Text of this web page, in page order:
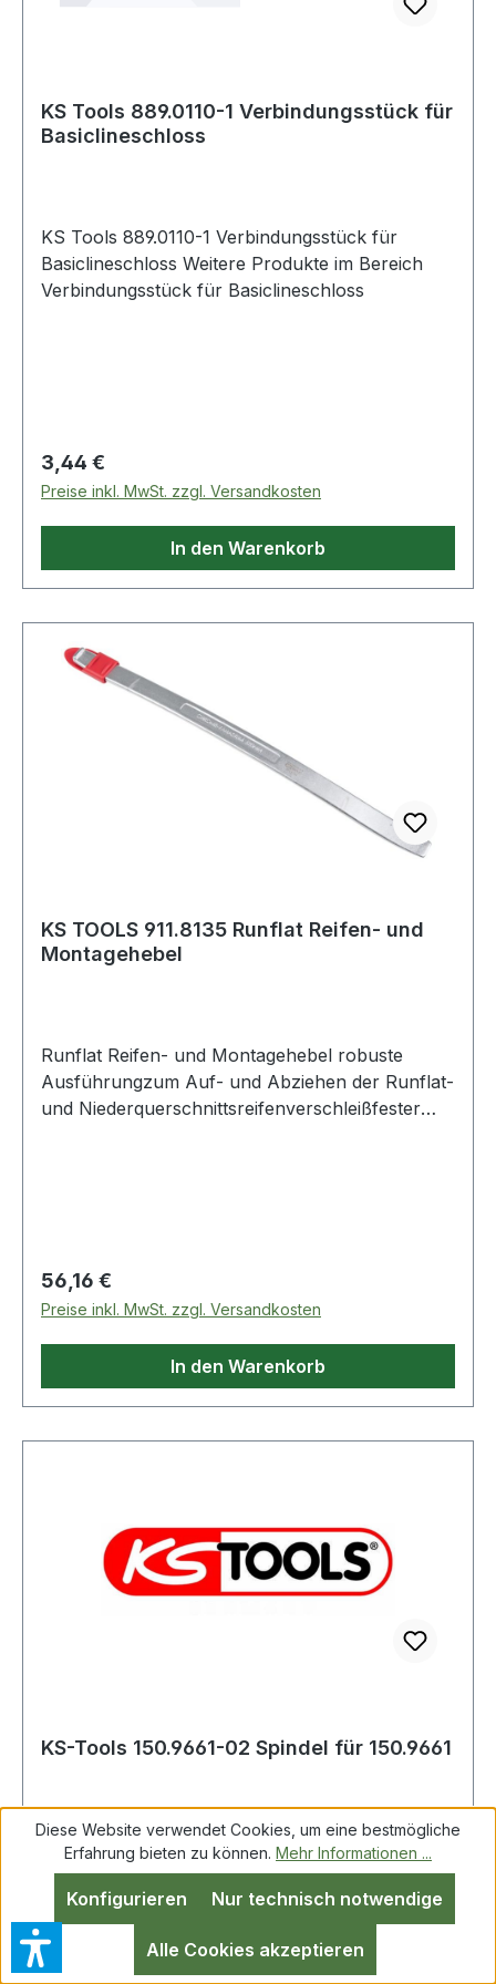
KS Tools 889.0110-1 Verbindungsstück für
Basiclineschloss
KS Tools 889.0110-1 Verbindungsstück für
Basiclineschloss Weitere Produkte im Bereich
Verbindungsstück für Basiclineschloss
Regulärer Preis:
3,44 €
Preise inkl. MwSt. zzgl. Versandkosten
In den Warenkorb
KS TOOLS 911.8135 Runflat Reifen- und
Montagehebel
Runflat Reifen- und Montagehebel robuste
Ausführungzum Auf- und Abziehen der Runflat-
und Niederquerschnittsreifenverschleißfester
materialschonenden Einsatzmatt satiniertChrom
Vanadium Weitere Produkte im Bereich Runflat
Reifen- und Montagehebel
Regulärer Preis:
56,16 €
Preise inkl. MwSt. zzgl. Versandkosten
In den Warenkorb
KS-Tools 150.9661-02 Spindel für 150.9661
KS-Tools 150.9661-02 Spindel für 150.9661
Diese Website verwendet Cookies, um eine bestmögliche
Erfahrung bieten zu können. Mehr Informationen ...
Nur technisch notwendige
Konfigurieren
Alle Cookies akzeptieren